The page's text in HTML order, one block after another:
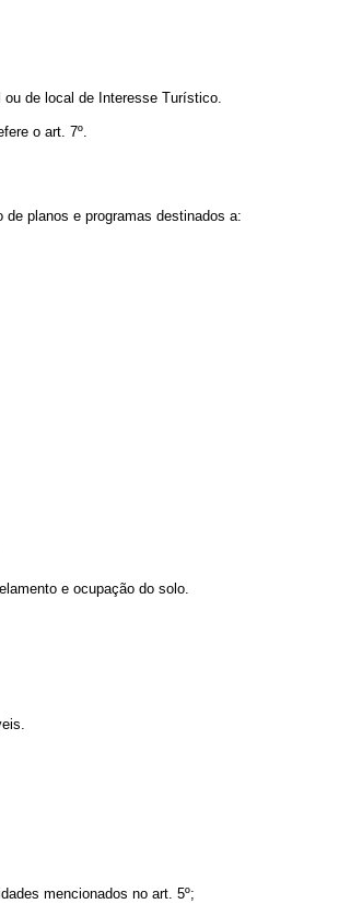
de local de Interesse Turístico.
o art. 7º.
planos e programas destinados a:
e ocupação do solo.
mencionados no art. 5º;